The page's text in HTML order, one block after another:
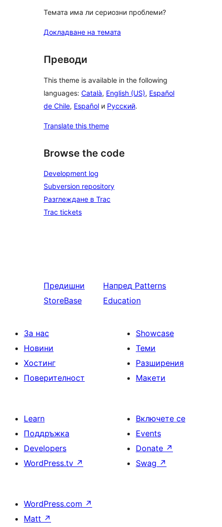
Темата има ли сериозни проблеми?
Докладване на темата
Преводи
This theme is available in the following
languages: Català, English (US), Español
de Chile, Español и Русский.
Translate this theme
Browse the code
Development log
Subversion repository
Разглеждане в Trac
Trac tickets
Предишни
StoreBase
Напред Patterns
Education
За нас
Новини
Хостинг
Поверителност
Showcase
Теми
Разширения
Макети
Learn
Поддръжка
Developers
WordPress.tv ↗
Включете се
Events
Donate ↗
Swag ↗
WordPress.com ↗
Matt ↗